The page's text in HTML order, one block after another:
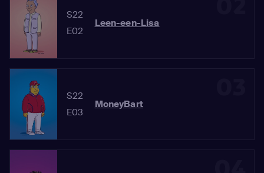
S22
E02
Leen-een-Lisa
S22
E03
MoneyBart